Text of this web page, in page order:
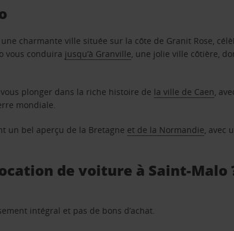
, une charmante ville située sur la côte de Granit Rose,
vous conduira jusqu’à Granville , une jolie ville côtière,
plonger dans la riche histoire de la ville de Caen ,
mondiale.
un bel aperçu de la Bretagne et de la Normandie ,
de voiture à Saint-Malo
intégral et pas de bons d’achat.